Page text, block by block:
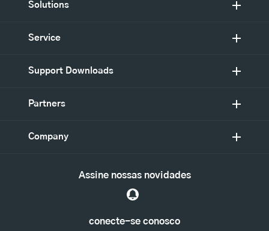
Solutions
Service
Support Downloads
Partners
Company
conecte-se conosco
Assine nossas novidades